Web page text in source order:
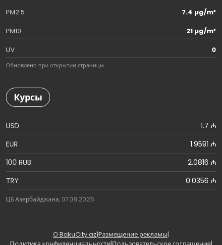
PM2.5
7.4 µg/m³
PM10
21 µg/m³
UV
0
Обновлено при открытии страницы
Курсы
USD
1.7 ₼
EUR
1.9591 ₼
100 RUB
2.0816 ₼
TRY
0.0356 ₼
ЦБ Азербайджана, 07.08.2026
О BakuCity.az|Размещение рекламы|